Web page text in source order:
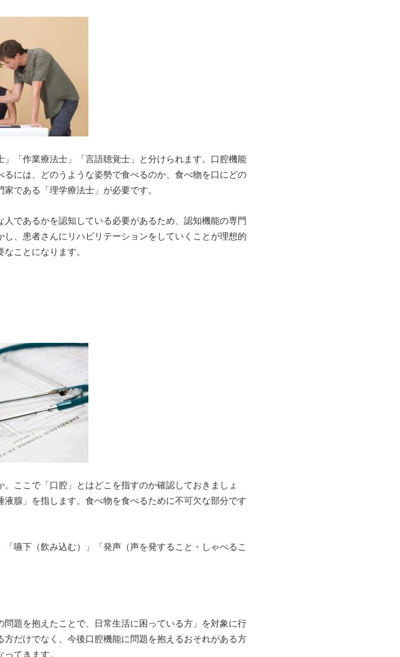
「作業療法士」「言語聴覚士」と分けられます。口腔機能
には、どのうような姿勢で食べるのか、食べ物を口にどの
である「理学療法士」が必要です。
であるかを認知している必要があるため、認知機能の専門
、患者さんにリハビリテーションをしていくことが理想的
ことになります。
ここで「口腔」とはどこを指すのか確認しておきましょ
腺」を指します。食べ物を食べるために不可欠な部分です
嚥下（飲み込む）」「発声（声を発すること・しゃべるこ
題を抱えたことで、日常生活に困っている方」を対象に行
だけでなく、今後口腔機能に問題を抱えるおそれがある方
てきます。